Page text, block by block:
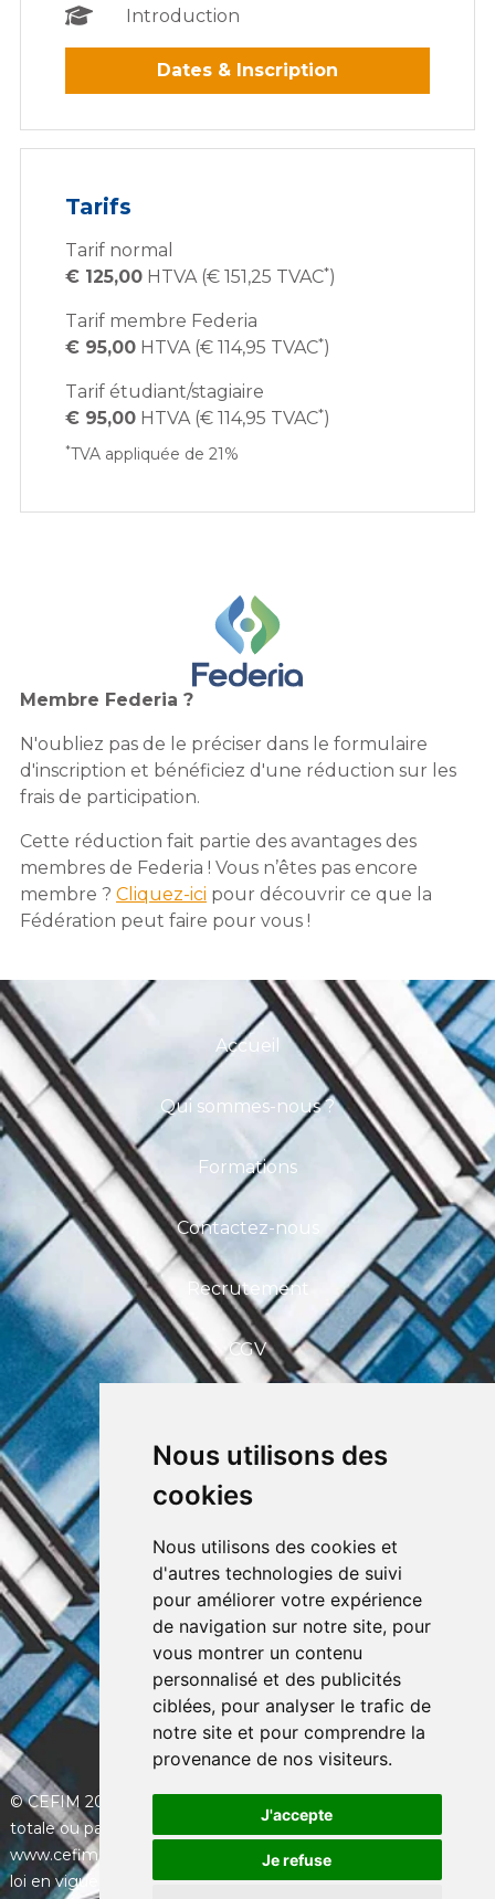
Nous utilisons des
cookies
Nous utilisons des cookies et
d'autres technologies de suivi
pour améliorer votre expérience
de navigation sur notre site, pour
vous montrer un contenu
personnalisé et des publicités
ciblées, pour analyser le trafic de
notre site et pour comprendre la
provenance de nos visiteurs.
J'accepte
Je refuse
Introduction
Dates & Inscription
Tarifs
Tarif normal
€ 125,00 HTVA (€ 151,25 TVAC*)
Tarif membre Federia
€ 95,00 HTVA (€ 114,95 TVAC*)
Tarif étudiant/stagiaire
€ 95,00 HTVA (€ 114,95 TVAC*)
*TVA appliquée de 21%
Membre Federia ?
N'oubliez pas de le préciser dans le formulaire
d'inscription et bénéficiez d'une réduction sur les
frais de participation.
Cette réduction fait partie des avantages des
membres de Federia ! Vous n’êtes pas encore
membre ? Cliquez-ici pour découvrir ce que la
Fédération peut faire pour vous !
Accueil
Qui sommes-nous ?
Formations
Contactez-nous
Recrutement
CGV
CEFIM ASBL
Avenue Pasteur 6, 1300 Wavre
info@cefim.be
BCE 0562.870.808
© CEFIM 2013-2026 - Toute utilisation et/ou reproduction
totale ou partielle du contenu du site Internet
www.cefim.immo sera considérée comme une violation de la
loi en vigueur et donnera systématiquement lieu à des